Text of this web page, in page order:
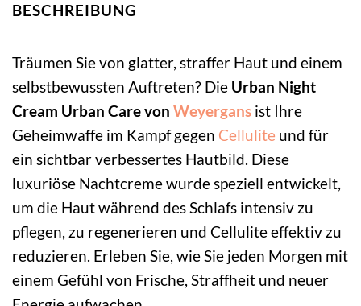
BESCHREIBUNG
Träumen Sie von glatter, straffer Haut und einem
selbstbewussten Auftreten? Die Urban Night
Cream Urban Care von Weyergans ist Ihre
Geheimwaffe im Kampf gegen Cellulite und für
ein sichtbar verbessertes Hautbild. Diese
luxuriöse Nachtcreme wurde speziell entwickelt,
um die Haut während des Schlafs intensiv zu
pflegen, zu regenerieren und Cellulite effektiv zu
reduzieren. Erleben Sie, wie Sie jeden Morgen mit
einem Gefühl von Frische, Straffheit und neuer